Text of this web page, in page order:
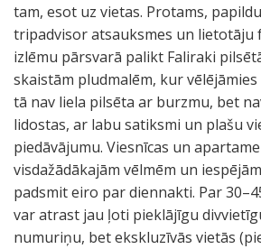
tam, esot uz vietas. Protams,
tripadvisor atsauksmes un lietotāju
izlēmu pārsvarā palikt Faliraki
skaistām pludmalēm, kur
tā nav liela pilsēta ar burzmu, bet
lidostas, ar labu satiksmi un plašu
piedāvājumu. Viesnīcas un
visdažādākajām vēlmēm un
padsmit eiro par diennakti. Par
var atrast jau ļoti pieklājīgu
numuriņu, bet ekskluzīvās vietās